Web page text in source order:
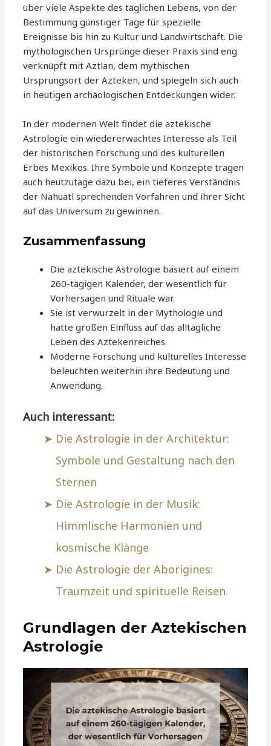
über viele Aspekte des täglichen Lebens, von der
Bestimmung günstiger Tage für spezielle
Ereignisse bis hin zu Kultur und Landwirtschaft. Die
mythologischen Ursprünge dieser Praxis sind eng
verknüpft mit Aztlan, dem mythischen
Ursprungsort der Azteken, und spiegeln sich auch
in heutigen archäologischen Entdeckungen wider.
In der modernen Welt findet die aztekische
Astrologie ein wiedererwachtes Interesse als Teil
der historischen Forschung und des kulturellen
Erbes Mexikos. Ihre Symbole und Konzepte tragen
auch heutzutage dazu bei, ein tieferes Verständnis
der Nahuatl sprechenden Vorfahren und ihrer Sicht
auf das Universum zu gewinnen.
Zusammenfassung
Die aztekische Astrologie basiert auf einem
260-tägigen Kalender, der wesentlich für
Vorhersagen und Rituale war.
Sie ist verwurzelt in der Mythologie und
hatte großen Einfluss auf das alltägliche
Leben des Aztekenreiches.
Moderne Forschung und kulturelles Interesse
beleuchten weiterhin ihre Bedeutung und
Anwendung.
Auch interessant:
Die Astrologie in der Architektur:
Symbole und Gestaltung nach den
Sternen
Die Astrologie in der Musik:
Himmlische Harmonien und
kosmische Klänge
Die Astrologie der Aborigines:
Traumzeit und spirituelle Reisen
Grundlagen der Aztekischen
Astrologie